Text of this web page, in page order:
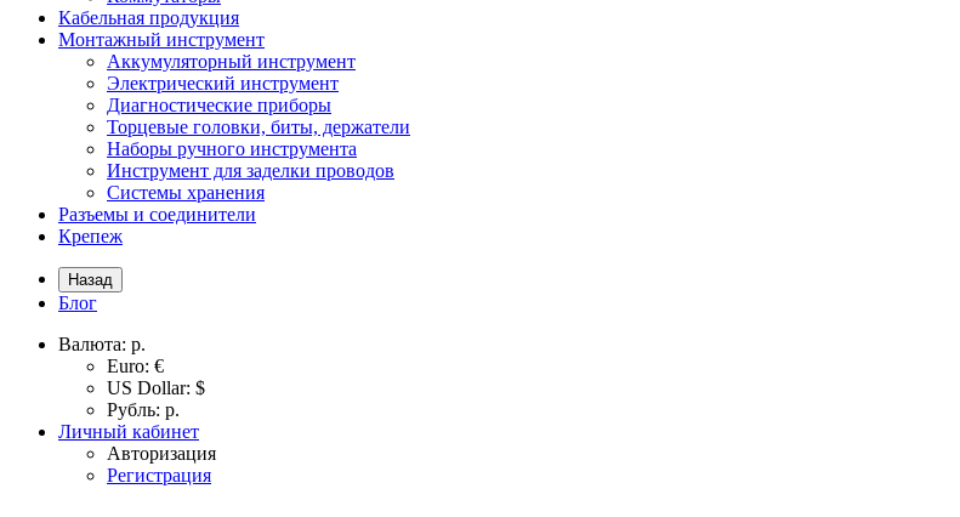
Кабельная продукция
Монтажный инструмент
Аккумуляторный инструмент
Электрический инструмент
Диагностические приборы
Торцевые головки, биты, держатели
Наборы ручного инструмента
Инструмент для заделки проводов
Системы хранения
Разъемы и соединители
Крепеж
Назад
Блог
Валюта: р.
Euro: €
US Dollar: $
Рубль: р.
Личный кабинет
Авторизация
Регистрация